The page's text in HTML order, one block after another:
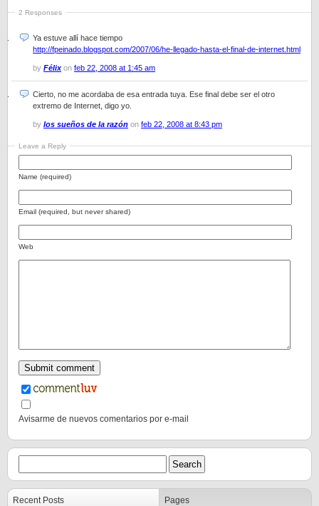
2 Responses
Ya estuve allí hace tiempo
http://fpeinado.blogspot.com/2007/06/he-llegado-hasta-el-final-de-internet.html
by Félixon feb 22, 2008 at 1:45 am
Cierto, no me acordaba de esa entrada tuya. Ese final debe ser el otro
extremo de Internet, digo yo.
by los sueños de la razón on feb 22, 2008 at 8:43 pm
Leave a Reply
Name (required)
Email (required, but never shared)
Web
Avisarme de nuevos comentarios por e-mail
Recent Posts Pages